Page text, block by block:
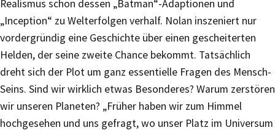
Realismus schon dessen „Batman“-Adaptionen und
„Inception“ zu Welterfolgen verhalf. Nolan inszeniert nur
vordergründig eine Geschichte über einen gescheiterten
Helden, der seine zweite Chance bekommt. Tatsächlich
dreht sich der Plot um ganz essentielle Fragen des Mensch-
Seins. Sind wir wirklich etwas Besonderes? Warum zerstören
wir unseren Planeten? „Früher haben wir zum Himmel
hochgesehen und uns gefragt, wo unser Platz im Universum